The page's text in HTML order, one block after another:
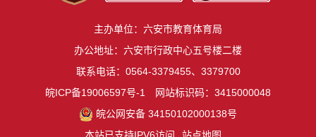
主办单位：六安市教育体育局
办公地址：六安市行政中心五号楼二楼
联系电话：0564-3379455、3379700
皖ICP备19006597号-1
网站标识码：3415000048
皖公网安备 34150102000138号
本站已支持IPV6访问
站点地图